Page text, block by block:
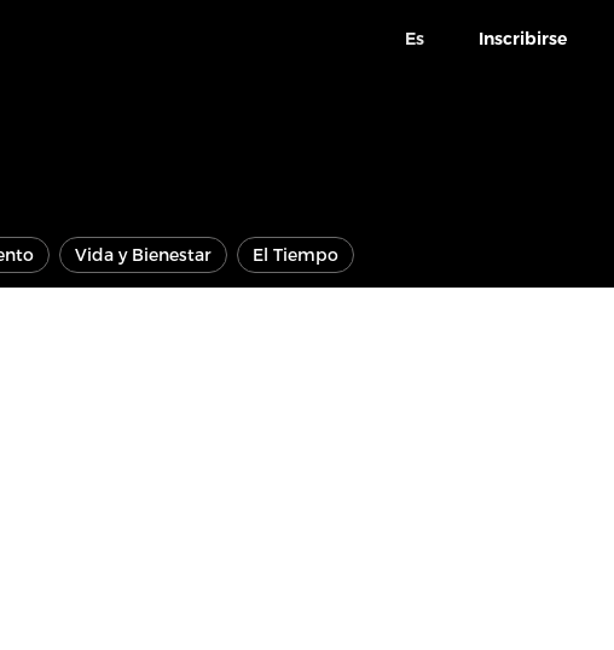
Es Inscribirse
Vida y Bienestar El Tiempo